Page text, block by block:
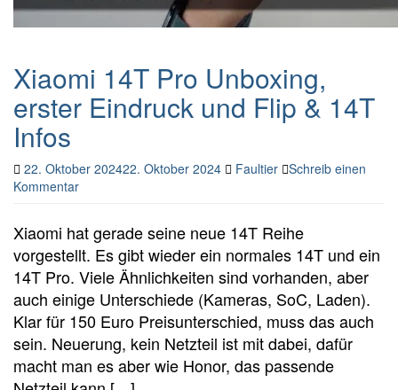
Xiaomi 14T Pro Unboxing,
erster Eindruck und Flip & 14T
Infos
22. Oktober 202422. Oktober 2024 Faultier Schreib einen
Kommentar
Xiaomi hat gerade seine neue 14T Reihe
vorgestellt. Es gibt wieder ein normales 14T und ein
14T Pro. Viele Ähnlichkeiten sind vorhanden, aber
auch einige Unterschiede (Kameras, SoC, Laden).
Klar für 150 Euro Preisunterschied, muss das auch
sein. Neuerung, kein Netzteil ist mit dabei, dafür
macht man es aber wie Honor, das passende